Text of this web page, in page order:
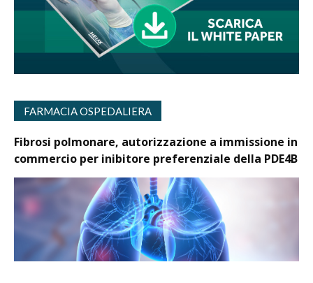
FARMACIA OSPEDALIERA
Fibrosi polmonare, autorizzazione a immissione in
commercio per inibitore preferenziale della PDE4B